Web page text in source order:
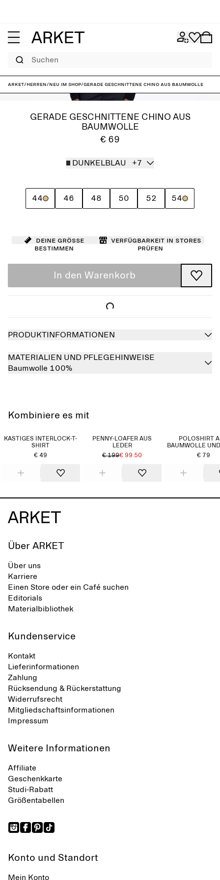
Suchen
ARKET/Herren/Neu im Shop/Gerade geschnittene Chino aus Baumwolle
GERADE GESCHNITTENE CHINO AUS
BAUMWOLLE
€ 69
DUNKELBLAU +7
44 46 48 50 52 54
Deine Größe
bestimmen
Verfügbarkeit in Stores
prüfen
In den Warenkorb
PRODUKTINFORMATIONEN
MATERIALIEN UND PFLEGEHINWEISE
Baumwolle 100%
Kombiniere es mit
KASTIGES INTERLOCK-T-
SHIRT
€ 49
PENNY-LOAFER AUS
LEDER
€ 199€ 99.50
POLOSHIRT
BAUMWOLLE
€ 79
Über ARKET
Über uns
Karriere
Einen Store oder ein Café suchen
Editorials
Materialbibliothek
Kundenservice
Kontakt
Lieferinformationen
Zahlung
Rücksendung & Rückerstattung
Widerrufsrecht
Mitgliedschaftsinformationen
Impressum
Weitere Informationen
Affiliate
Geschenkkarte
Studi-Rabatt
Größentabellen
Konto und Standort
Mein Konto